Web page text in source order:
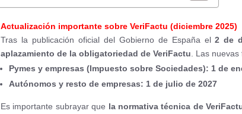
Actualización importante sobre VeriFactu (diciembre 2025)
Tras la publicación oficial del Gobierno de España el2 de
aplazamiento de la obligatoriedad de VeriFactu . Las
Pymes y empresas (Impuesto sobre Sociedades): 1 de
Autónomos y resto de empresas: 1 de julio de 2027
Es importante subrayar que la normativa técnica de